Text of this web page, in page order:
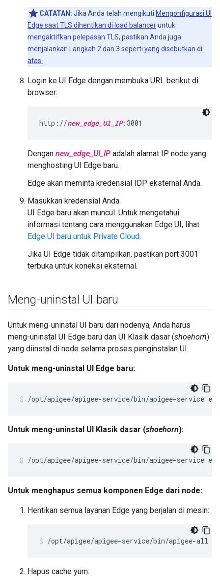
CATATAN: Jika Anda telah mengikuti Mengonfigurasi UI
Edge saat TLS dihentikan di load balanceruntuk
mengaktifkan pelepasan TLS, pastikan Anda juga
menjalankan
Langkah 2 dan 3 seperti yang disebutkan di
atas.
Login ke UI Edge dengan membuka URL berikut di
browser:
http://new_edge_UI_IP:3001
Dengan new_edge_UI_IP adalah alamat IP node yang
menghosting UI Edge baru.
Edge akan meminta kredensial IDP eksternal Anda.
Masukkan kredensial Anda.
UI Edge baru akan muncul. Untuk mengetahui
informasi tentang cara menggunakan Edge UI, lihat
Edge UI baru untuk Private Cloud.
Jika UI Edge tidak ditampilkan, pastikan port 3001
terbuka untuk koneksi eksternal.
Meng-uninstal UI baru
Untuk meng-uninstal UI baru dari nodenya, Anda harus
meng-uninstal UI Edge baru dan UI Klasik dasar (shoehorn)
yang diinstal di node selama proses penginstalan UI.
Untuk meng-uninstal UI Edge baru:
/opt/apigee/apigee-service/bin/apigee-service
Untuk meng-uninstal UI Klasik dasar (shoehorn):
/opt/apigee/apigee-service/bin/apigee-service
Untuk menghapus semua komponen Edge dari node:
Hentikan semua layanan Edge yang berjalan di mesin:
/opt/apigee/apigee-service/bin/apigee-all
Hapus cache yum: